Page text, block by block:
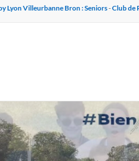
Lyon Villeurbanne Bron : Seniors-Club de